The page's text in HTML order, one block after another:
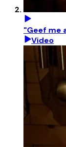
"Geef me
Video